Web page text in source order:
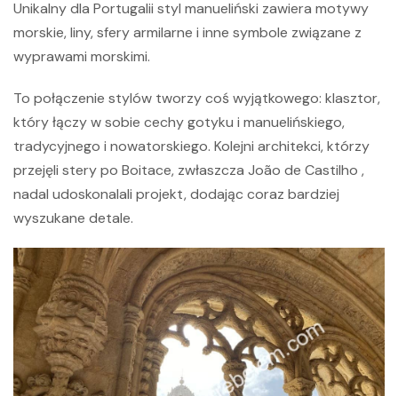
Unikalny dla Portugalii styl manueliński zawiera motywy
morskie, liny, sfery armilarne i inne symbole związane z
wyprawami morskimi.
To połączenie stylów tworzy coś wyjątkowego: klasztor,
który łączy w sobie cechy gotyku i manuelińskiego,
tradycyjnego i nowatorskiego. Kolejni architekci, którzy
przejęli stery po Boitace, zwłaszcza João de Castilho ,
nadal udoskonalali projekt, dodając coraz bardziej
wyszukane detale.